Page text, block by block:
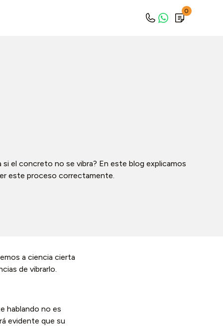
0
si el concreto no se vibra? En este blog explicamos
este proceso correctamente.
a ciencia cierta
de vibrarlo.
hablando no es
evidente que su